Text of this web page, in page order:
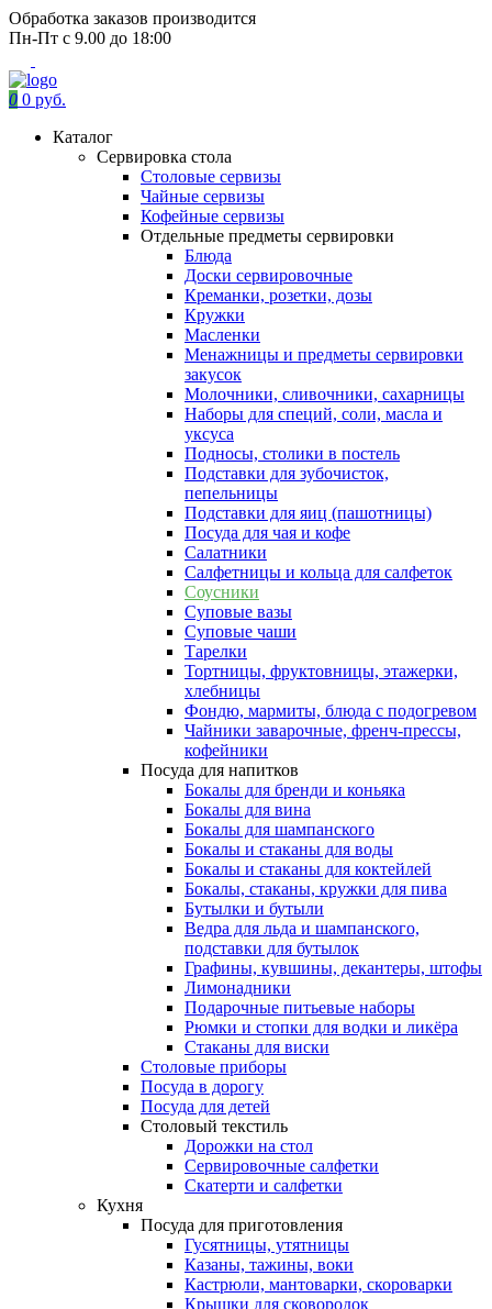
Обработка заказов производится
Пн-Пт с 9.00 до 18:00
0 0 руб.
Каталог
Сервировка стола
Столовые сервизы
Чайные сервизы
Кофейные сервизы
Отдельные предметы сервировки
Блюда
Доски сервировочные
Креманки, розетки, дозы
Кружки
Масленки
Менажницы и предметы сервировки
закусок
Молочники, сливочники, сахарницы
Наборы для специй, соли, масла и
уксуса
Подносы, столики в постель
Подставки для зубочисток,
пепельницы
Подставки для яиц (пашотницы)
Посуда для чая и кофе
Салатники
Салфетницы и кольца для салфеток
Соусники
Суповые вазы
Суповые чаши
Тарелки
Тортницы, фруктовницы, этажерки,
хлебницы
Фондю, мармиты, блюда с подогревом
Чайники заварочные, френч-прессы,
кофейники
Посуда для напитков
Бокалы для бренди и коньяка
Бокалы для вина
Бокалы для шампанского
Бокалы и стаканы для воды
Бокалы и стаканы для коктейлей
Бокалы, стаканы, кружки для пива
Бутылки и бутыли
Ведра для льда и шампанского,
подставки для бутылок
Графины, кувшины, декантеры, штофы
Лимонадники
Подарочные питьевые наборы
Рюмки и стопки для водки и ликёра
Стаканы для виски
Столовые приборы
Посуда в дорогу
Посуда для детей
Столовый текстиль
Дорожки на стол
Сервировочные салфетки
Скатерти и салфетки
Кухня
Посуда для приготовления
Гусятницы, утятницы
Казаны, тажины, воки
Кастрюли, мантоварки, скороварки
Крышки для сковородок